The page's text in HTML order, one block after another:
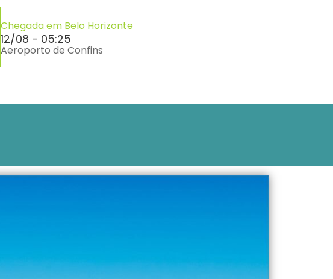
Chegada em Belo Horizonte
12/08 - 05:25
Aeroporto de Confins